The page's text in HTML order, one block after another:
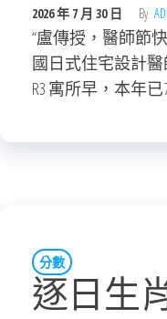
2026 年 7 月 30 日 By
“盧傳授，醫師節
國日式住宅設計醫
R3 寓所早，本年已
分數
逐日生